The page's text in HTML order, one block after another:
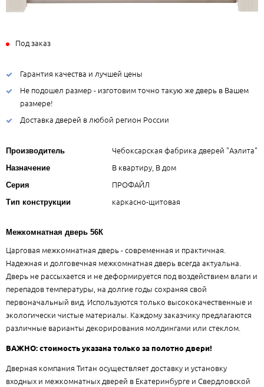
Под заказ
Гарантия качества и лучшей цены
Не подошел размер - изготовим точно такую же дверь в Вашем
размере!
Доставка дверей в любой регион России
Производитель Чебоксарская фабрика дверей "Аэлита"
Назначение В квартиру, В дом
Серия ПРОФАЙЛ
Тип конструкции каркасно-щитовая
Межкомнатная дверь 56К
Царговая межкомнатная дверь - современная и практичная.
Надежная и долговечная межкомнатная дверь всегда актуальна.
Дверь не рассыхается и не деформируется под воздействием влаги и
перепадов температуры, на долгие годы сохраняя свой
первоначальный вид. Используются только высококачественные и
экологически чистые материалы. Каждому заказчику предлагаются
различные варианты декорирования молдингами или стеклом.
ВАЖНО: стоимость указана только за полотно двери!
Дверная компания Титан осуществляет доставку и установку
входных и межкомнатных дверей в Екатеринбурге и Свердловской